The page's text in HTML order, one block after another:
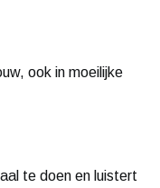
ook in moeilijke
te doen en luistert